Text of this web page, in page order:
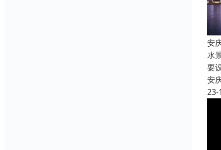
安
水
要
安
23-